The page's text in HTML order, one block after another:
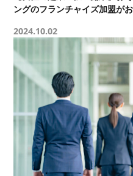
ングのフランチャイズ加盟が
2024.10.02